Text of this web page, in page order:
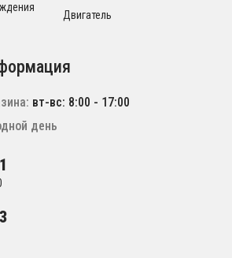
Двигатель
вт-вс: 8:00 - 17:00
день